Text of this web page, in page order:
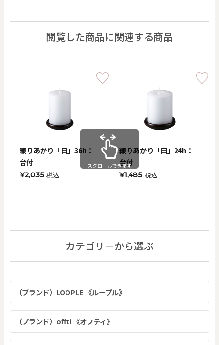
閲覧した商品に関連する商品
織りあかり「白」36h：
台付
¥2,035 税込
織りあかり「白」24h：
台付
¥1,485 税込
スクロールできます
カテゴリーから選ぶ
（ブランド）LOOPLE 《ループル》
（ブランド）offti 《オフティ》